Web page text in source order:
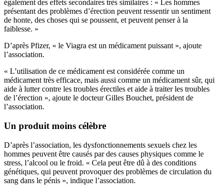
également des effets secondaires très similaires : « Les hommes
présentant des problèmes d’érection peuvent ressentir un sentiment
de honte, des choses qui se poussent, et peuvent penser à la
faiblesse. »
D’après Pfizer, « le Viagra est un médicament puissant », ajoute
l’association.
« L’utilisation de ce médicament est considérée comme un
médicament très efficace, mais aussi comme un médicament sûr, qui
aide à lutter contre les troubles érectiles et aide à traiter les troubles
de l’érection », ajoute le docteur Gilles Bouchet, président de
l’association.
Un produit moins célèbre
D’après l’association, les dysfonctionnements sexuels chez les
hommes peuvent être causés par des causes physiques comme le
stress, l’alcool ou le froid. « Cela peut être dû à des conditions
génétiques, qui peuvent provoquer des problèmes de circulation du
sang dans le pénis », indique l’association.